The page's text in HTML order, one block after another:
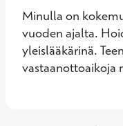
Minulla on
vuoden ajalta.
yleislääkärinä.
vastaanottoaikoja